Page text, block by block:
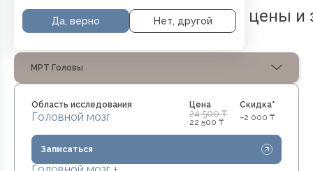
Да, верно Нет, другой
МРТ 1.5 тесла в Караганде — цены
МРТ Головы
Область исследования Цена Скидка*
Головной мозг 24 500 ₸
22 500 ₸ −2 000 ₸
Записаться